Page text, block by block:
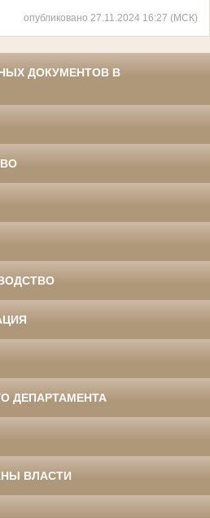
опубликовано 27.11.2024 16:27 (МСК)
ДОКУМЕНТОВ В
ДЕПАРТАМЕНТА
ВЛАСТИ